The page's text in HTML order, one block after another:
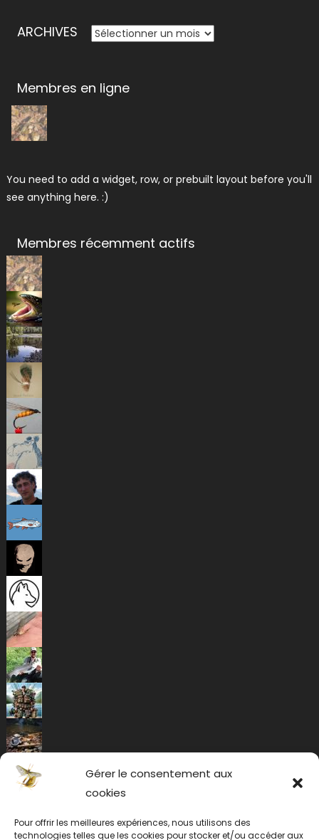
Gérer le consentement aux
cookies
Pour offrir les meilleures expériences, nous utilisons des
technologies telles que les cookies pour stocker et/ou accéder aux
ARCHIVES ARCHIVES
Membres en ligne
You need to add a widget, row, or prebuilt layout before you'll
see anything here. :)
Membres récemment actifs